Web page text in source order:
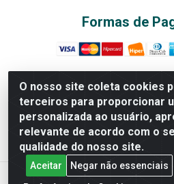
O nosso site coleta cookies
terceiros para proporcionar
personalizada ao usuário,
relevante de acordo com o
qualidade do nosso site.
Aceitar
Negar não essenciais
Formas de
Rede Brasil - Avenida
Américas II Etapa - Anápolis/
CNPJ